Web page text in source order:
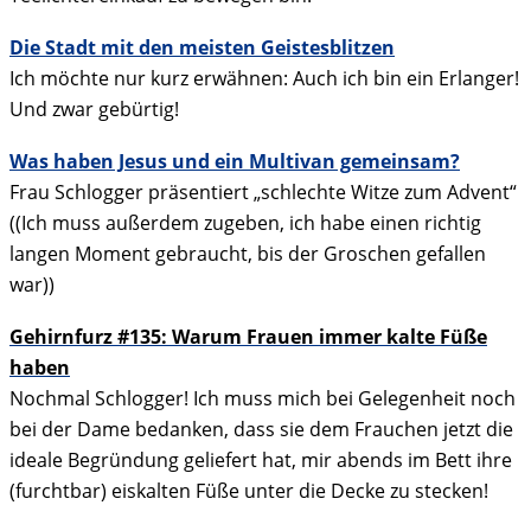
Die Stadt mit den meisten Geistesblitzen
Ich möchte nur kurz erwähnen: Auch ich bin ein Erlanger!
Und zwar gebürtig!
Was haben Jesus und ein Multivan gemeinsam?
Frau Schlogger präsentiert „schlechte Witze zum Advent“
((Ich muss außerdem zugeben, ich habe einen richtig
langen Moment gebraucht, bis der Groschen gefallen
war))
Gehirnfurz #135: Warum Frauen immer kalte Füße
haben
Nochmal Schlogger! Ich muss mich bei Gelegenheit noch
bei der Dame bedanken, dass sie dem Frauchen jetzt die
ideale Begründung geliefert hat, mir abends im Bett ihre
(furchtbar) eiskalten Füße unter die Decke zu stecken!